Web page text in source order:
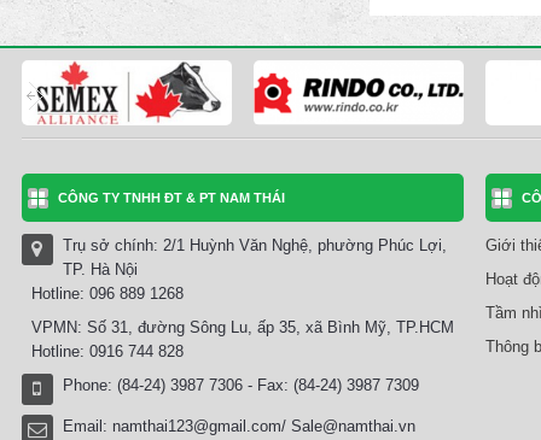
CÔNG TY TNHH ĐT & PT NAM THÁI
Trụ sở chính: 2/1 Huỳnh Văn Nghệ, phường Phúc Lợi,
TP. Hà Nội
Hotline: 096 889 1268
VPMN: Số 31, đường Sông Lu, ấp 35, xã Bình Mỹ, TP.HCM
Hotline: 0916 744 828
Phone: (84-24) 3987 7306 - Fax: (84-24) 3987 7309
Email: namthai123@gmail.com/ Sale@namthai.vn
Giới
Hoạt
Tầm
Thông